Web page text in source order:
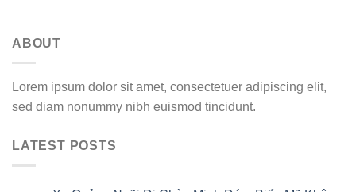
ABOUT
Lorem ipsum dolor sit amet, consectetuer adipiscing elit,
sed diam nonummy nibh euismod tincidunt.
LATEST POSTS